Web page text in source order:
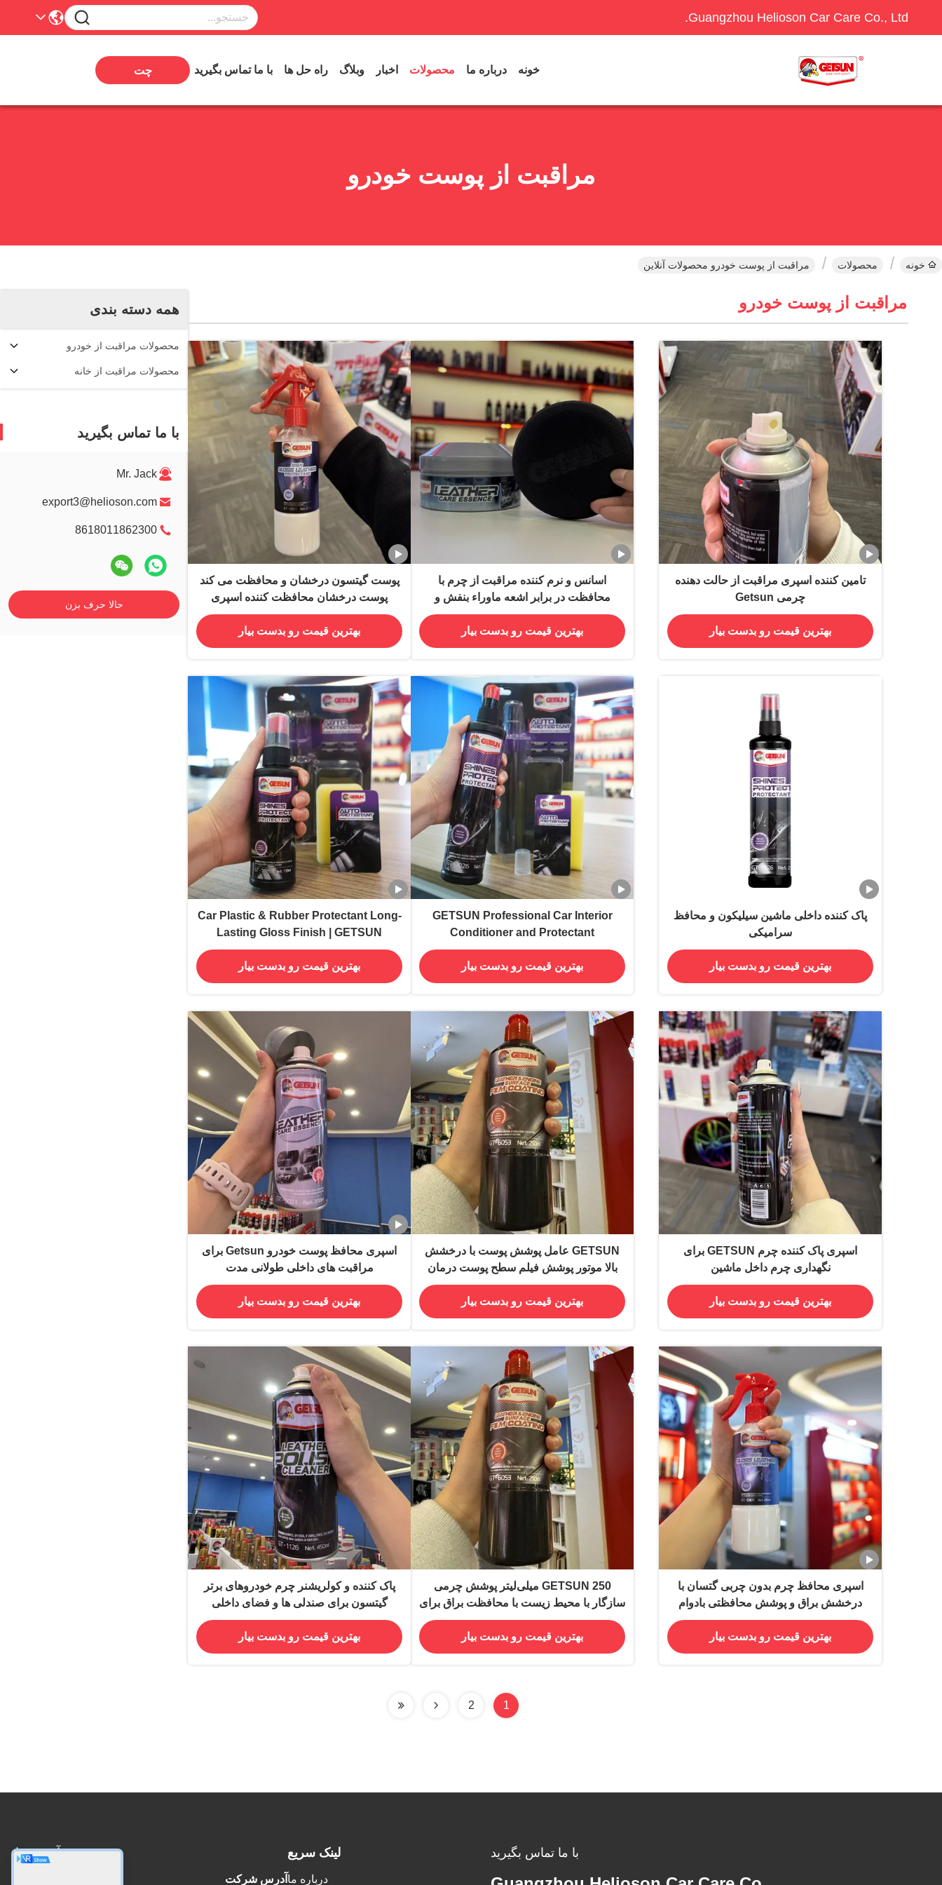
Guangzhou Helioson Car Care Co., Ltd.
خونه درباره ما محصولات اخبار وبلاگ راه حل ها با ما تماس بگیرید چت
مراقبت از پوست خودرو
خونه محصولات مراقبت از پوست خودرو محصولات آنلاین
همه دسته بندی
محصولات مراقبت از خودرو
محصولات مراقبت از خانه
با ما تماس بگیرید
Mr. Jack
export3@helioson.com
8618011862300
حالا حرف بزن
مراقبت از پوست خودرو
تامین کننده اسپری مراقبت از حالت دهنده
چرمی Getsun
بهترین قیمت رو بدست بیار
اسانس و نرم کننده مراقبت از چرم با
محافظت در برابر اشعه ماوراء بنفش و
فرمول غیر سمی و سازگار با محیط زیست
برای فضای داخلی خودرو
بهترین قیمت رو بدست بیار
پوست گیتسون درخشان و محافظت می کند
پوست درخشان محافظت کننده اسپری
مراقبت از ماشین
بهترین قیمت رو بدست بیار
پاک کننده داخلی ماشین سیلیکون و محافظ
سرامیکی
بهترین قیمت رو بدست بیار
GETSUN Professional Car Interior
Conditioner and Protectant
بهترین قیمت رو بدست بیار
Car Plastic & Rubber Protectant Long-
Lasting Gloss Finish | GETSUN
بهترین قیمت رو بدست بیار
اسپری پاک کننده چرم GETSUN برای
نگهداری چرم داخل ماشین
بهترین قیمت رو بدست بیار
GETSUN عامل پوشش پوست با درخشش
بالا موتور پوشش فیلم سطح پوست درمان
درخشش OEM کارخانه
بهترین قیمت رو بدست بیار
اسپری محافظ پوست خودرو Getsun برای
مراقبت های داخلی طولانی مدت
بهترین قیمت رو بدست بیار
اسپری محافظ چرم بدون چربی گتسان با
درخشش براق و پوشش محافظتی بادوام
برای فضای داخلی خودرو
بهترین قیمت رو بدست بیار
GETSUN 250 میلی‌لیتر پوشش چرمی
سازگار با محیط زیست با محافظت براق برای
فیلم موتور و مراقبت از خودرو
بهترین قیمت رو بدست بیار
پاک کننده و کولریشنر چرم خودروهای برتر
گیتسون برای صندلی ها و فضای داخلی
بهترین قیمت رو بدست بیار
1
2
با ما تماس بگیرید لینک سریع
درباره ما
آدرس ما
آدرس شرکت